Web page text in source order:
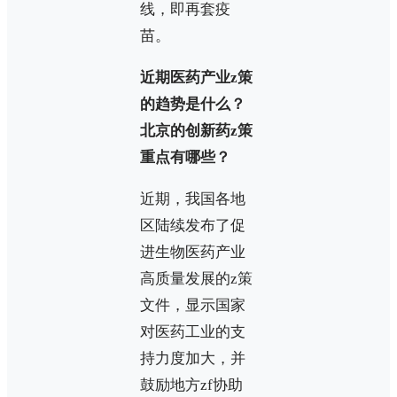
线，即再套疫
苗。
近期医药产业z策
的趋势是什么？
北京的创新药z策
重点有哪些？
近期，我国各地
区陆续发布了促
进生物医药产业
高质量发展的z策
文件，显示国家
对医药工业的支
持力度加大，并
鼓励地方zf协助